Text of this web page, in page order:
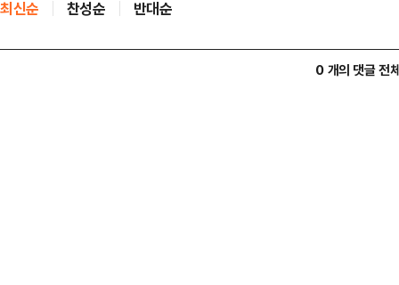
최신순 찬성순 반대순
0 개의 댓글 전